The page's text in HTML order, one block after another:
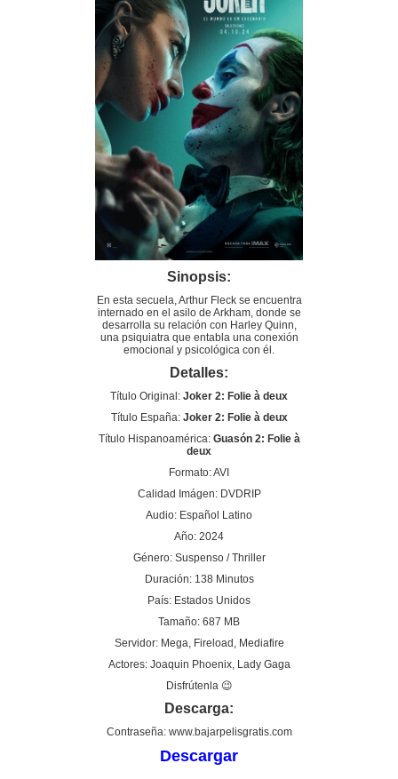
Sinopsis:
En esta secuela, Arthur Fleck se encuentra
internado en el asilo de Arkham, donde se
desarrolla su relación con Harley Quinn,
una psiquiatra que entabla una conexión
emocional y psicológica con él.
Detalles:
Título Original: Joker 2: Folie à deux
Título España: Joker 2: Folie à deux
Título Hispanoamérica: Guasón 2: Folie à
deux
Formato: AVI
Calidad Imágen: DVDRIP
Audio: Español Latino
Año: 2024
Género: Suspenso / Thriller
Duración: 138 Minutos
País: Estados Unidos
Tamaño: 687 MB
Servidor: Mega, Fireload, Mediafire
Actores: Joaquin Phoenix, Lady Gaga
Disfrútenla 😉
Descarga:
Contraseña: www.bajarpelisgratis.com
Descargar